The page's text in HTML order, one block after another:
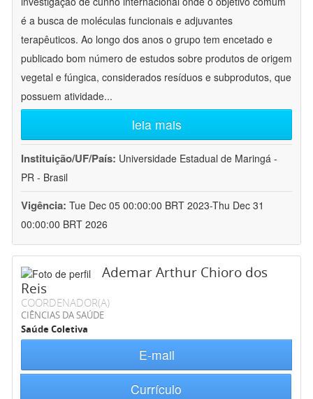
é a busca de moléculas funcionais e adjuvantes
terapêuticos. Ao longo dos anos o grupo tem encetado e
publicado bom número de estudos sobre produtos de origem
vegetal e fúngica, considerados resíduos e subprodutos, que
possuem atividade...
leia mais
Instituição/UF/País: Universidade Estadual de Maringá -
PR - Brasil
Vigência: Tue Dec 05 00:00:00 BRT 2023-Thu Dec 31
00:00:00 BRT 2026
Ademar Arthur Chioro dos
Reis
COORDENADOR(A)
CIÊNCIAS DA SAÚDE
Saúde Coletiva
E-mail
Currículo